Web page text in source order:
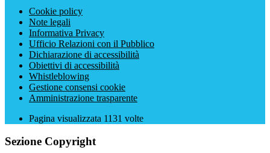
Cookie policy
Note legali
Informativa Privacy
Ufficio Relazioni con il Pubblico
Dichiarazione di accessibilità
Obiettivi di accessibilità
Whistleblowing
Gestione consensi cookie
Amministrazione trasparente
Pagina visualizzata 1131 volte
Sezione Copyright